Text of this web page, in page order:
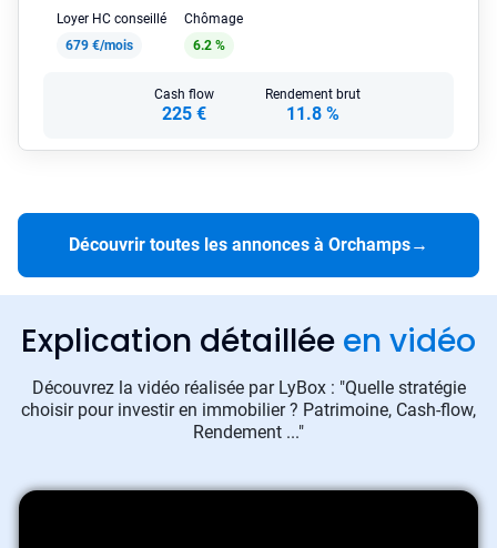
Loyer HC conseillé
679 €/mois
Chômage
6.2 %
Cash flow
225 €
Rendement brut
11.8 %
Découvrir toutes les annonces à Orchamps→
Explication détaillée en vidéo
Découvrez la vidéo réalisée par LyBox : "Quelle stratégie
choisir pour investir en immobilier ? Patrimoine, Cash-flow,
Rendement ..."